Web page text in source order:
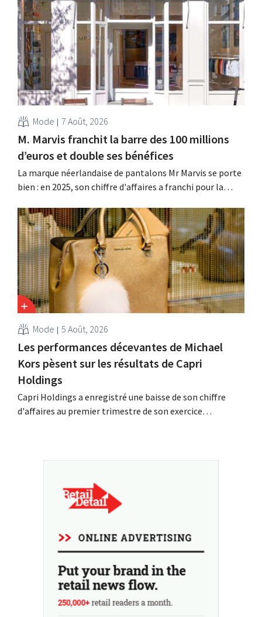
soit une hausse de 14 % par rapport à l'année
précédente. Fort de ce démarrage supérieur aux
attentes, le groupe revoit également à la...
Mode 7 Août, 2026
M. Marvis franchit la barre des 100 millions
d’euros et double ses bénéfices
La marque néerlandaise de pantalons Mr Marvis se porte
bien : en 2025, son chiffre d'affaires a franchi pour la
bénéfices ont doublé. Les investissements importants
dans le marketing s'avèrent payants.
Mode 5 Août, 2026
Les performances décevantes de Michael
Kors pèsent sur les résultats de Capri
Holdings
Capri Holdings a enregistré une baisse de son chiffre
d'affaires au premier trimestre de son exercice